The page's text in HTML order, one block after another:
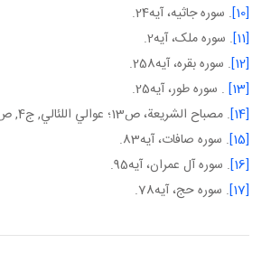
[10]
. سوره جاثيه، آيه24.
[11]
. سوره ملک، آيه2.
[12]
. سوره بقره، آيه258.
[13]
. سوره طور، آيه25.
[14]
. مصباح الشريعة، ص13؛ عوالي اللئالي, ج4, ص102.
[15]
. سوره صافات، آيه83.
[16]
. سوره آل عمران، آيه95.
[17]
. سوره حج، آيه78.